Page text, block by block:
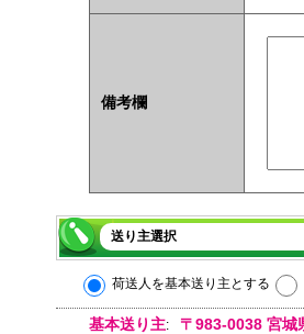
備考欄
送り主選択
荷送人を基本送り主とする
基本送り主: 〒983-0038 宮城